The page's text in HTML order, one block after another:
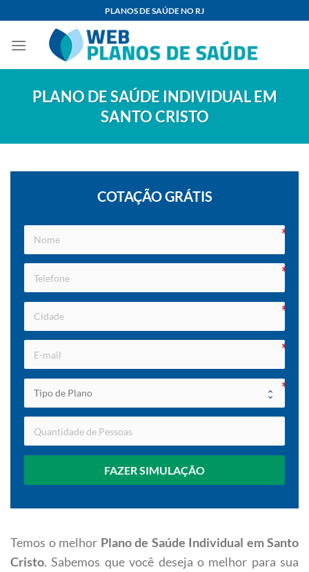
content
PLANOS DE SAÚDE NO RJ
PLANO DE SAÚDE INDIVIDUAL EM
SANTO CRISTO
COTAÇÃO GRÁTIS
FAZER SIMULAÇÃO
Temos o melhor Plano de Saúde Individual em Santo
Cristo. Sabemos que você deseja o melhor para sua